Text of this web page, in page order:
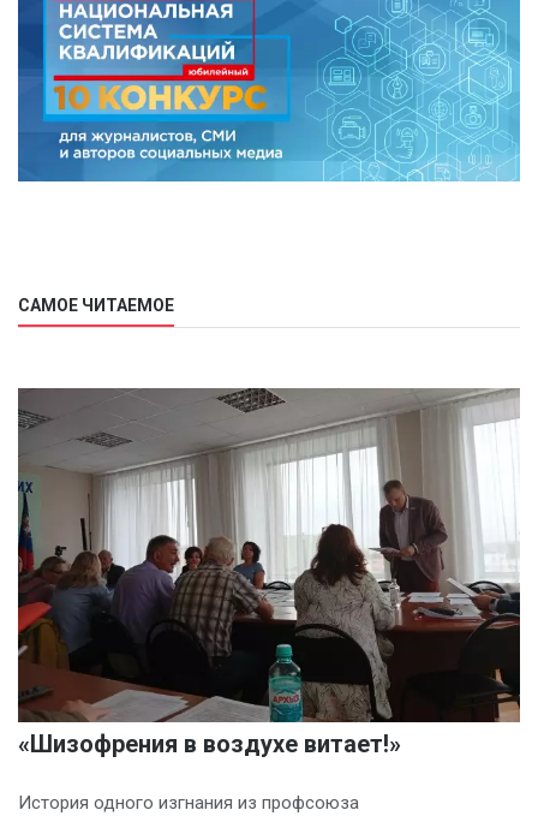
САМОЕ ЧИТАЕМОЕ
«Шизофрения в воздухе витает!»
История одного изгнания из профсоюза